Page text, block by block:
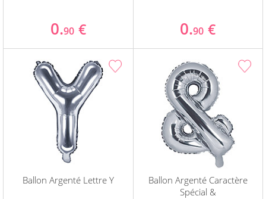
0.90 € 0.90 €
Ballon Argenté Lettre Y
Ballon Argenté Caractère
Spécial &